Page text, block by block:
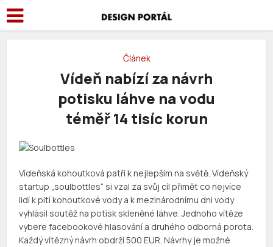
Článek
Vídeň nabízí za návrh
potisku láhve na vodu
téměř 14 tisíc korun
Vídeňská kohoutková patří k nejlepším na světě. Vídeňský
startup „soulbottles“ si vzal za svůj cíl přimět co nejvíce
lidí k pití kohoutkové vody a k mezinárodnímu dni vody
vyhlásil soutěž na potisk skleněné láhve. Jednoho vítěze
vybere facebookové hlasování a druhého odborná porota.
Každý vítězný návrh obdrží 500 EUR. Návrhy je možné